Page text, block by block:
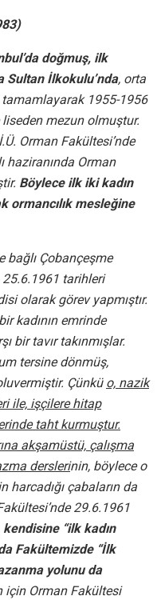
doğmuş, ilk
Sultan İlkokulu’nda, orta
tamamlayarak 1955-1956
liseden mezun olmuştur.
Orman Fakültesi’nde
haziranında Orman
Böylece ilk iki kadın
ormancılık mesleğine
bağlı Çobançeşme
25.6.1961 tarihleri
olarak görev yapmıştır.
kadının emrinde
bir tavır takınmışlar.
tersine dönmüş,
Çünkü o, nazik
ile, işçilere hitap
taht kurmuştur.
akşamüstü, çalışma
derslerinin, böylece o
harcadığı çabaların da
29.6.1961
kendisine “ilk kadın
Fakültemizde “İlk
yolunu da
için Orman Fakültesi